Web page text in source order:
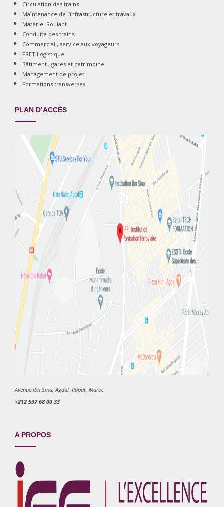
Circulation des trains
Maintenance de l’infrastructure et travaux
Matériel Roulant
Conduite des trains
Commercial , service aux voyageurs
FRET Logistique
Bâtiment , gares et patrimoine
Management de projet
Formations transverses
PLAN D’ACCÈS
Avenue Ibn Sina, Agdal, Rabat, Maroc
+212 537 68 00 33
A PROPOS